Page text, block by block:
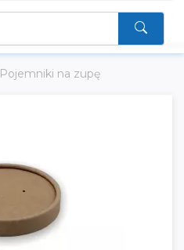
Pojemniki na zupę